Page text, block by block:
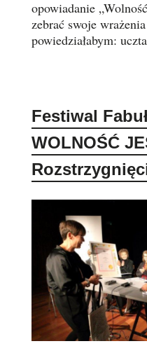
opowiadanie
zebrać swoje
powiedziałabym:
Festiwal
WOLNOŚĆ